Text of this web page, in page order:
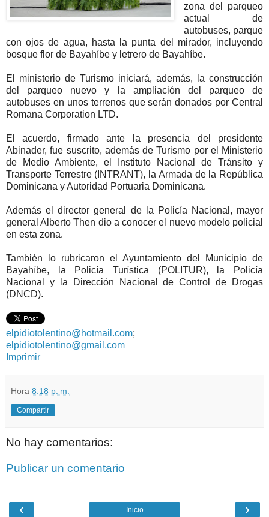
zona del parqueo
actual de
autobuses, parque
con ojos de agua, hasta la punta del mirador, incluyendo
bosque flor de Bayahíbe y letrero de Bayahíbe.
El ministerio de Turismo iniciará, además, la construcción
del parqueo nuevo y la ampliación del parqueo de
autobuses en unos terrenos que serán donados por Central
Romana Corporation LTD.
El acuerdo, firmado ante la presencia del presidente
Abinader, fue suscrito, además de Turismo por el Ministerio
de Medio Ambiente, el Instituto Nacional de Tránsito y
Transporte Terrestre (INTRANT), la Armada de la República
Dominicana y Autoridad Portuaria Dominicana.
Además el director general de la Policía Nacional, mayor
general Alberto Then dio a conocer el nuevo modelo policial
en esta zona.
También lo rubricaron el Ayuntamiento del Municipio de
Bayahíbe, la Policía Turística (POLITUR), la Policía
Nacional y la Dirección Nacional de Control de Drogas
(DNCD).
elpidiotolentino@hotmail.com;
elpidiotolentino@gmail.com
Imprimir
Hora 8:18 p. m.
Compartir
No hay comentarios:
Publicar un comentario
‹ ›
Inicio